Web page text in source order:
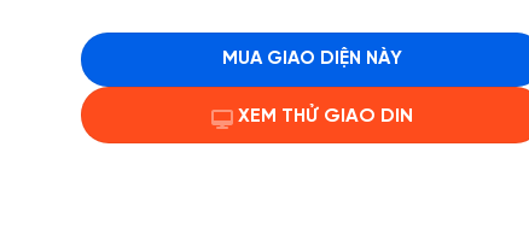
650.000 ₫.
MUA GIAO DIỆN NÀY
XEM THỬ GIAO DIN